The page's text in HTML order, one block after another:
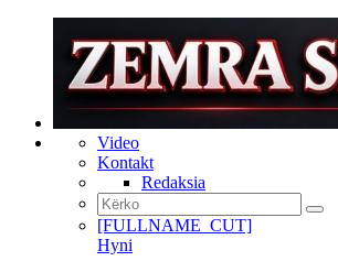
Video
Kontakt
Redaksia
[FULLNAME_CUT]
Hyni